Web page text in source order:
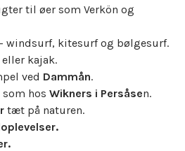
til øer som Verkön og
windsurf, kitesurf og bølgesurf.
eller kajak.
ved Dammån.
som hos Wikners i Persåsen.
tæt på naturen.